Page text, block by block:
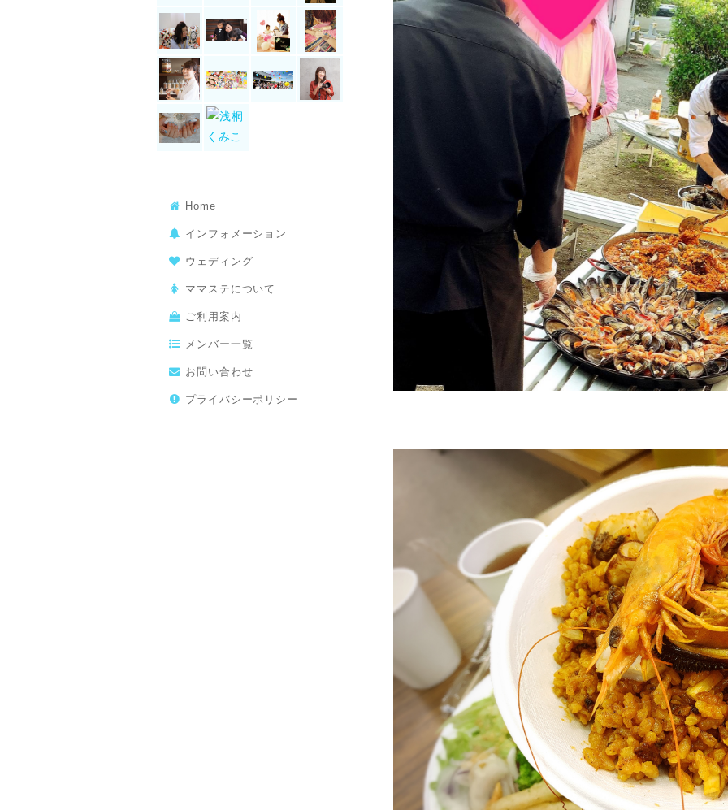
Home
インフォメーション
ウェディング
ママステについて
ご利用案内
メンバー一覧
お問い合わせ
プライバシーポリシー